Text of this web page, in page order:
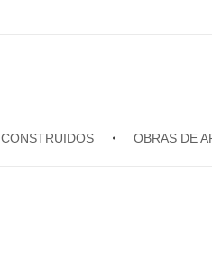
CONSTRUIDOS OBRAS DE